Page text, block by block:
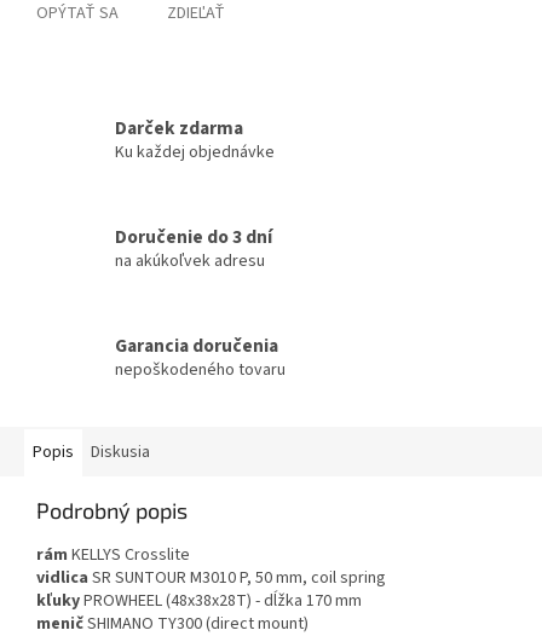
OPÝTAŤ SA ZDIEĽAŤ
Darček zdarma
Ku každej objednávke
Doručenie do 3 dní
na akúkoľvek adresu
Garancia doručenia
nepoškodeného tovaru
Popis Diskusia
Podrobný popis
rám KELLYS Crosslite
vidlica SR SUNTOUR M3010 P, 50 mm, coil spring
kľukyPROWHEEL (48x38x28T) - dĺžka 170 mm
meničSHIMANO TY300 (direct mount)